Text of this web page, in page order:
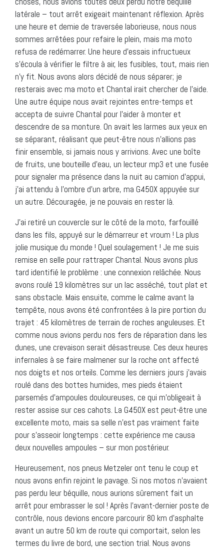
latérale – tout arrêt exigeait maintenant réflexion. Après
une heure et demie de traversée laborieuse, nous nous
sommes arrêtées pour refaire le plein, mais ma moto
refusa de redémarrer. Une heure d’essais infructueux
s’écoula à vérifier le filtre à air, les fusibles, tout, mais rien
n’y fit. Nous avons alors décidé de nous séparer; je
resterais avec ma moto et Chantal irait chercher de l’aide.
Une autre équipe nous avait rejointes entre-temps et
accepta de suivre Chantal pour l’aider à monter et
descendre de sa monture. On avait les larmes aux yeux en
se séparant, réalisant que peut-être nous n’allions pas
finir ensemble, si jamais nous y arrivions. Avec une boîte
de fruits, une bouteille d’eau, un lecteur mp3 et une fusée
pour signaler ma présence dans la nuit au camion d’appui,
j’ai attendu à l’ombre d’un arbre, ma G450X appuyée sur
un autre. Découragée, je ne pouvais en rester là.
J’ai retiré un couvercle sur le côté de la moto, farfouillé
dans les fils, appuyé sur le démarreur et vroum ! La plus
jolie musique du monde ! Quel soulagement ! Je me suis
remise en selle pour rattraper Chantal. Nous avons plus
tard identifié le problème : une connexion relâchée. Nous
avons roulé 19 kilomètres sur un lac asséché, tout plat et
sans obstacle. Mais ensuite, comme le calme avant la
tempête, nous avons été confrontées à la pire portion du
trajet : 45 kilomètres de terrain de roches anguleuses. Et
comme nous avions perdu nos fers de réparation dans les
dunes, une crevaison serait désastreuse. Ces deux heures
infernales à se faire malmener sur la roche ont affecté
nos doigts et nos orteils. Comme les derniers jours j’avais
roulé dans des bottes humides, mes pieds étaient
parsemés d’ampoules douloureuses, ce qui m’obligeait à
rester assise sur ces cahots. La G450X est peut-être une
excellente moto, mais sa selle n’est pas vraiment faite
pour s’asseoir longtemps : cette expérience me causa
deux nouvelles ampoules – sur mon postérieur.
Heureusement, nos pneus Metzeler ont tenu le coup et
nous avons enfin rejoint le pavage. Si nos motos n’avaient
pas perdu leur béquille, nous aurions sûrement fait un
arrêt pour embrasser le sol ! Après l’avant-dernier poste de
contrôle, nous devions encore parcourir 80 km d’asphalte
avant un autre 50 km de route qui comportait, selon les
termes du livre de bord, une section trial. Nous avons